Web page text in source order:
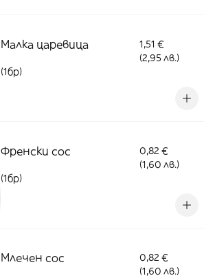
Малка царевица
1,51 €
(2,95 лв.)
(1бр)
Френски сос
0,82 €
(1,60 лв.)
(1бр)
Млечен сос
0,82 €
(1,60 лв.)